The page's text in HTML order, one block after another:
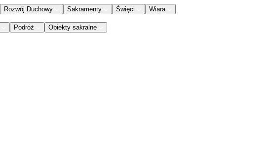
Rozwój Duchowy Sakramenty Święci Wiara
Podróż Obiekty sakralne